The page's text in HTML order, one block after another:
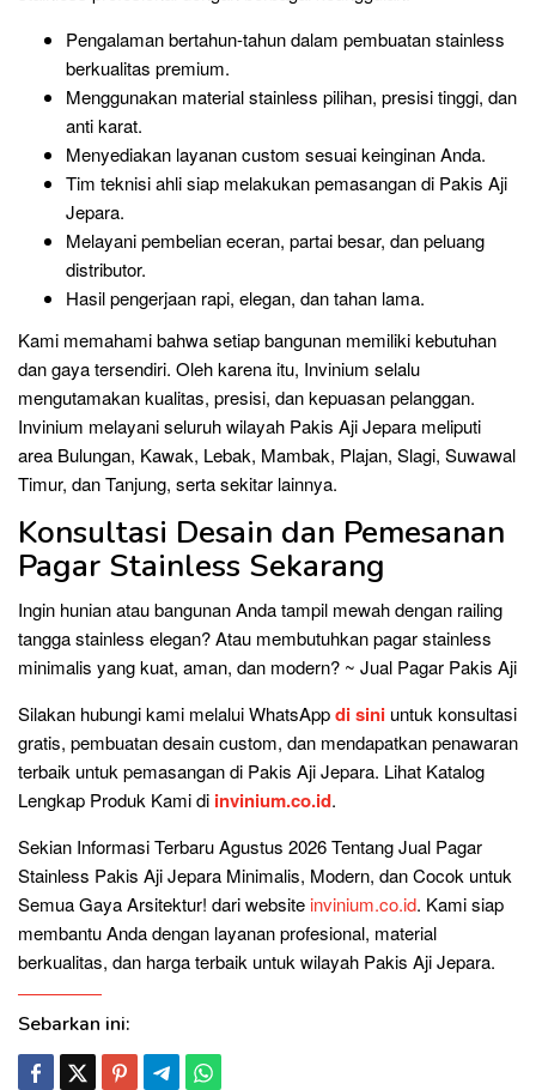
Pengalaman bertahun-tahun dalam pembuatan stainless
berkualitas premium.
Menggunakan material stainless pilihan, presisi tinggi, dan
anti karat.
Menyediakan layanan custom sesuai keinginan Anda.
Tim teknisi ahli siap melakukan pemasangan di Pakis Aji
Jepara.
Melayani pembelian eceran, partai besar, dan peluang
distributor.
Hasil pengerjaan rapi, elegan, dan tahan lama.
Kami memahami bahwa setiap bangunan memiliki kebutuhan
dan gaya tersendiri. Oleh karena itu, Invinium selalu
mengutamakan kualitas, presisi, dan kepuasan pelanggan.
Invinium melayani seluruh wilayah Pakis Aji Jepara meliputi
area Bulungan, Kawak, Lebak, Mambak, Plajan, Slagi, Suwawal
Timur, dan Tanjung, serta sekitar lainnya.
Konsultasi Desain dan Pemesanan
Pagar Stainless Sekarang
Ingin hunian atau bangunan Anda tampil mewah dengan railing
tangga stainless elegan? Atau membutuhkan pagar stainless
minimalis yang kuat, aman, dan modern? ~ Jual Pagar Pakis Aji
Silakan hubungi kami melalui WhatsAppdi sini untuk konsultasi
gratis, pembuatan desain custom, dan mendapatkan penawaran
terbaik untuk pemasangan di Pakis Aji Jepara. Lihat Katalog
Lengkap Produk Kami di invinium.co.id.
Sekian Informasi Terbaru Agustus 2026 Tentang Jual Pagar
Stainless Pakis Aji Jepara Minimalis, Modern, dan Cocok untuk
Semua Gaya Arsitektur! dari websiteinvinium.co.id. Kami siap
membantu Anda dengan layanan profesional, material
berkualitas, dan harga terbaik untuk wilayah Pakis Aji Jepara.
Sebarkan ini: